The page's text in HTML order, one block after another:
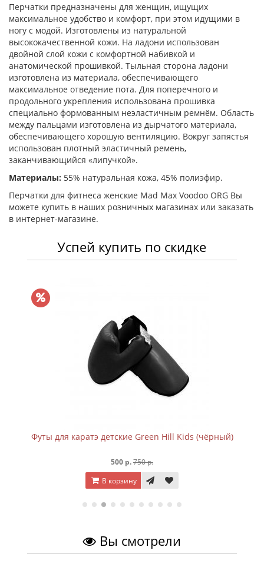
Перчатки предназначены для женщин, ищущих
максимальное удобство и комфорт, при этом идущими в
ногу с модой. Изготовлены из натуральной
высококачественной кожи. На ладони использован
двойной слой кожи с комфортной набивкой и
анатомической прошивкой. Тыльная сторона ладони
изготовлена из материала, обеспечивающего
максимальное отведение пота. Для поперечного и
продольного укрепления использована прошивка
специально формованным неэластичным ремнём. Область
между пальцами изготовлена из дырчатого материала,
обеспечивающего хорошую вентиляцию. Вокруг запястья
использован плотный эластичный ремень,
заканчивающийся «липучкой».
Материалы: 55% натуральная кoжa, 45% пoлиэфир.
Перчатки для фитнеса женские Mad Max Voodoo ORG Вы
можете купить в наших розничных магазинах или заказать
в интернет-магазине.
Успей купить по скидке
Футы для каратэ детские Green Hill Kids (чёрный)
500 р.750 р.
В корзину
Вы смотрели